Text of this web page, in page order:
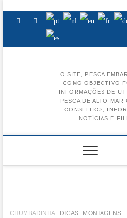
content
FacebookInstagramYoutube
O SITE, PESCA
COMO OBJECTIVO
INFORMAÇÕES DE
PESCA DE ALTO MAR
CONSELHOS,
NOTÍCIAS E
CHUMBADINHA DICAS MONTAGENS